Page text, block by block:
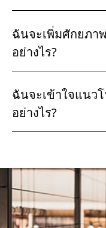
ฉันจะเพิ่มศักยภา
อย่างไร?
ฉันจะเข้าใจแนว
อย่างไร?